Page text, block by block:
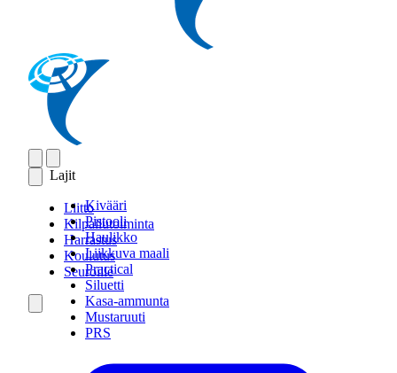
Lajit
Kivääri
Pistooli
Haulikko
Liikkuva maali
Practical
Siluetti
Kasa-ammunta
Mustaruuti
PRS
Liitto
Kilpailutoiminta
Harrastus
Koulutus
Seuroille